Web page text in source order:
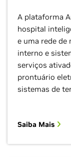
A plataforma
hospital
e uma rede
interno e
serviços
prontuário
sistemas de
Saiba Mais